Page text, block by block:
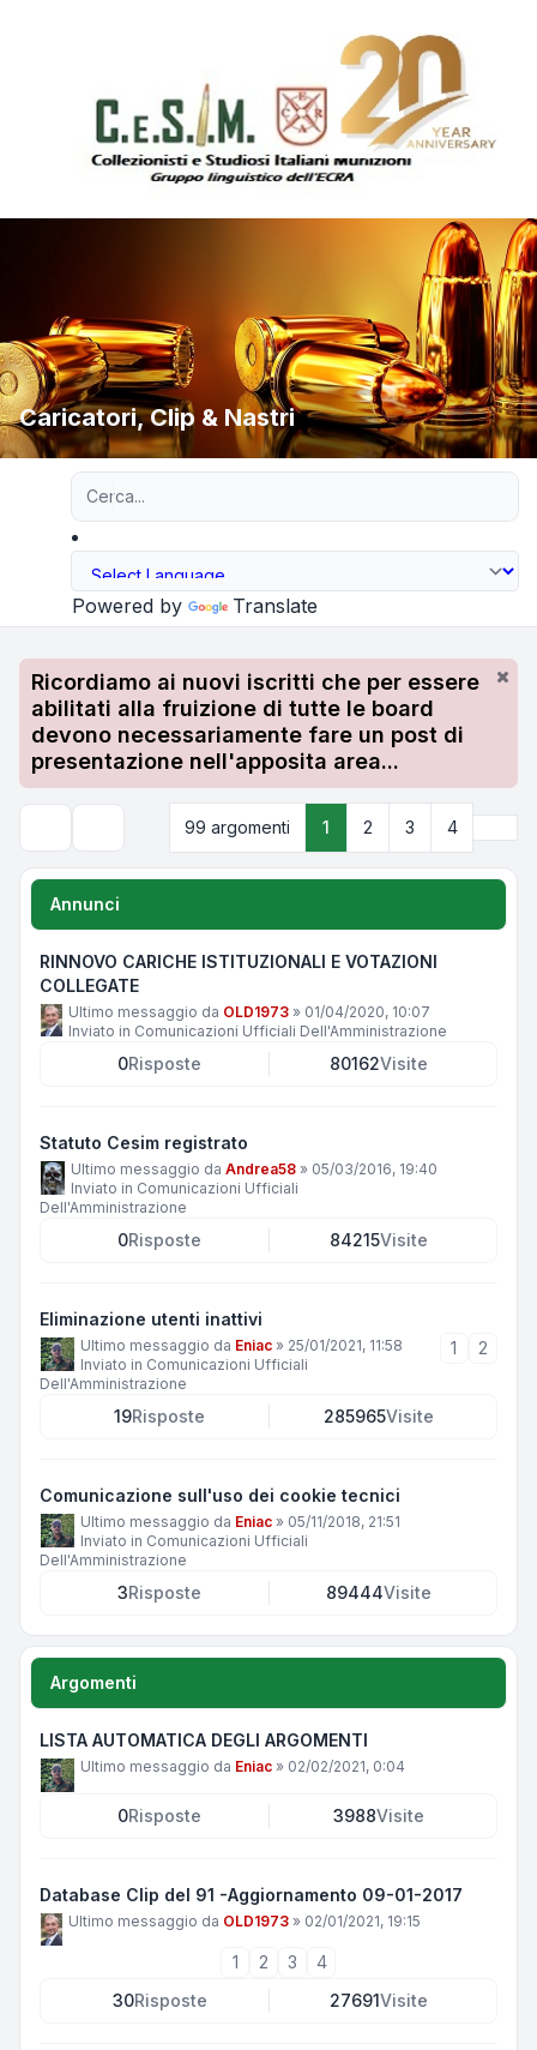
Caricatori, Clip & Nastri
Powered by Translate
Ricordiamo ai nuovi iscritti che per essere
abilitati alla fruizione di tutte le board
devono necessariamente fare un post di
presentazione nell'apposita area...
99 argomenti 1 2 3 4
Annunci
RINNOVO CARICHE ISTITUZIONALI E VOTAZIONI
COLLEGATE
Ultimo messaggio da OLD1973 » 01/04/2020, 10:07
Inviato in Comunicazioni Ufficiali Dell'Amministrazione
0Risposte 80162Visite
Statuto Cesim registrato
Ultimo messaggio da Andrea58 » 05/03/2016, 19:40
Inviato in Comunicazioni Ufficiali
Dell'Amministrazione
0Risposte 84215Visite
Eliminazione utenti inattivi
Ultimo messaggio da Eniac » 25/01/2021, 11:58
Inviato in Comunicazioni Ufficiali
Dell'Amministrazione
1 2
19Risposte 285965Visite
Comunicazione sull'uso dei cookie tecnici
Ultimo messaggio da Eniac » 05/11/2018, 21:51
Inviato in Comunicazioni Ufficiali
Dell'Amministrazione
3Risposte 89444Visite
Argomenti
LISTA AUTOMATICA DEGLI ARGOMENTI
Ultimo messaggio da Eniac » 02/02/2021, 0:04
0Risposte 3988Visite
Database Clip del 91 -Aggiornamento 09-01-2017
Ultimo messaggio da OLD1973 » 02/01/2021, 19:15
1 2 3
4
30Risposte 27691Visite